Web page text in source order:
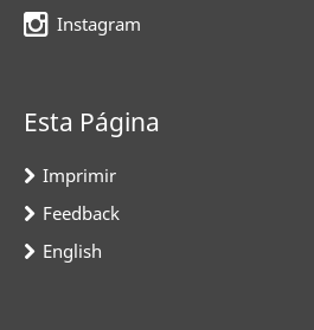
Instagram
Esta Página
Imprimir
Feedback
English